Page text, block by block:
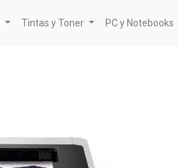
Tintas y Toner PC y Notebooks